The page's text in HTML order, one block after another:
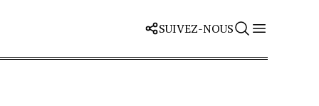
SUIVEZ-NOUS